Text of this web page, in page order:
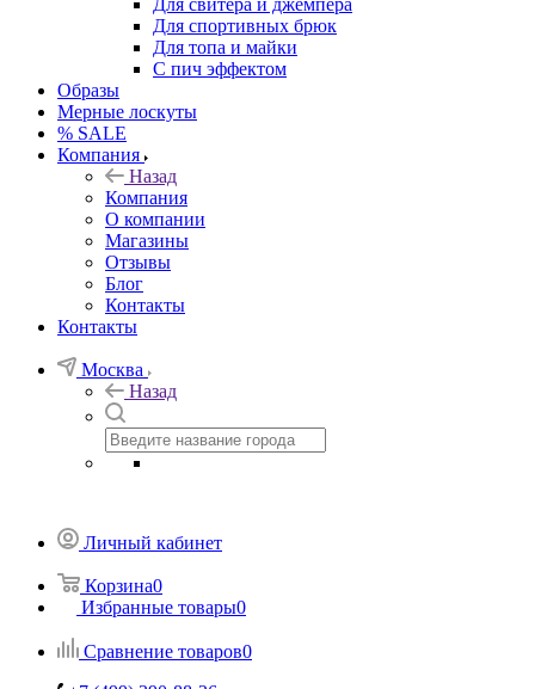
Для свитера и джемпера
Для спортивных брюк
Для топа и майки
С пич эффектом
Образы
Мерные лоскуты
% SALE
Компания
Назад
Компания
О компании
Магазины
Отзывы
Блог
Контакты
Контакты
Москва
Назад
Личный кабинет
Корзина0
Избранные товары0
Сравнение товаров0